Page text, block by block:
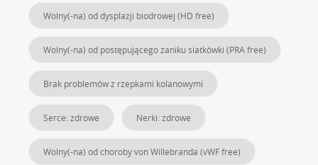
Wolny(-na) od dysplazji biodrowej (HD free)
Wolny(-na) od postępującego zaniku siatkówki (PRA free)
Brak problemów z rzepkami kolanowymi
Serce: zdrowe Nerki: zdrowe
Wolny(-na) od choroby von Willebranda (vWF free)